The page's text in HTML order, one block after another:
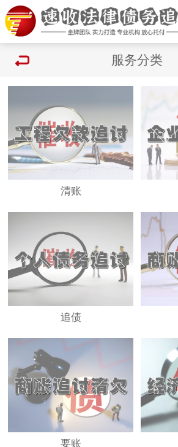
服务分类
清账
追债
要账